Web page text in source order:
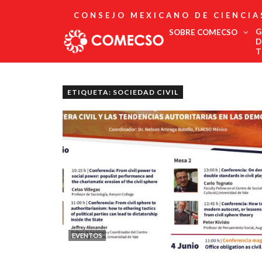
CONSEJO MEXICANO DE
SOBRE COMECSO
Asociados
Estatutos
Fundadores
Publicaciones
Comité Editorial
Boletín
ETIQUETA: SOCIEDAD CIVIL
EVENTOS